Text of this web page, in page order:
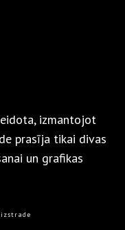
izmantojot
prasīja tikai divas
un grafikas